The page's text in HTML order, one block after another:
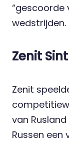
“gescoorde
wedstrijden.
Zenit
Zenit
van
Russen een